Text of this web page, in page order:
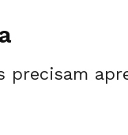
precisam